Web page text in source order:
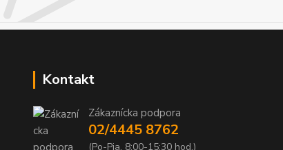
Kontakt
Zákaznícka podpora
02/4445 8762
(Po-Pia, 8:00-15:30 hod.)